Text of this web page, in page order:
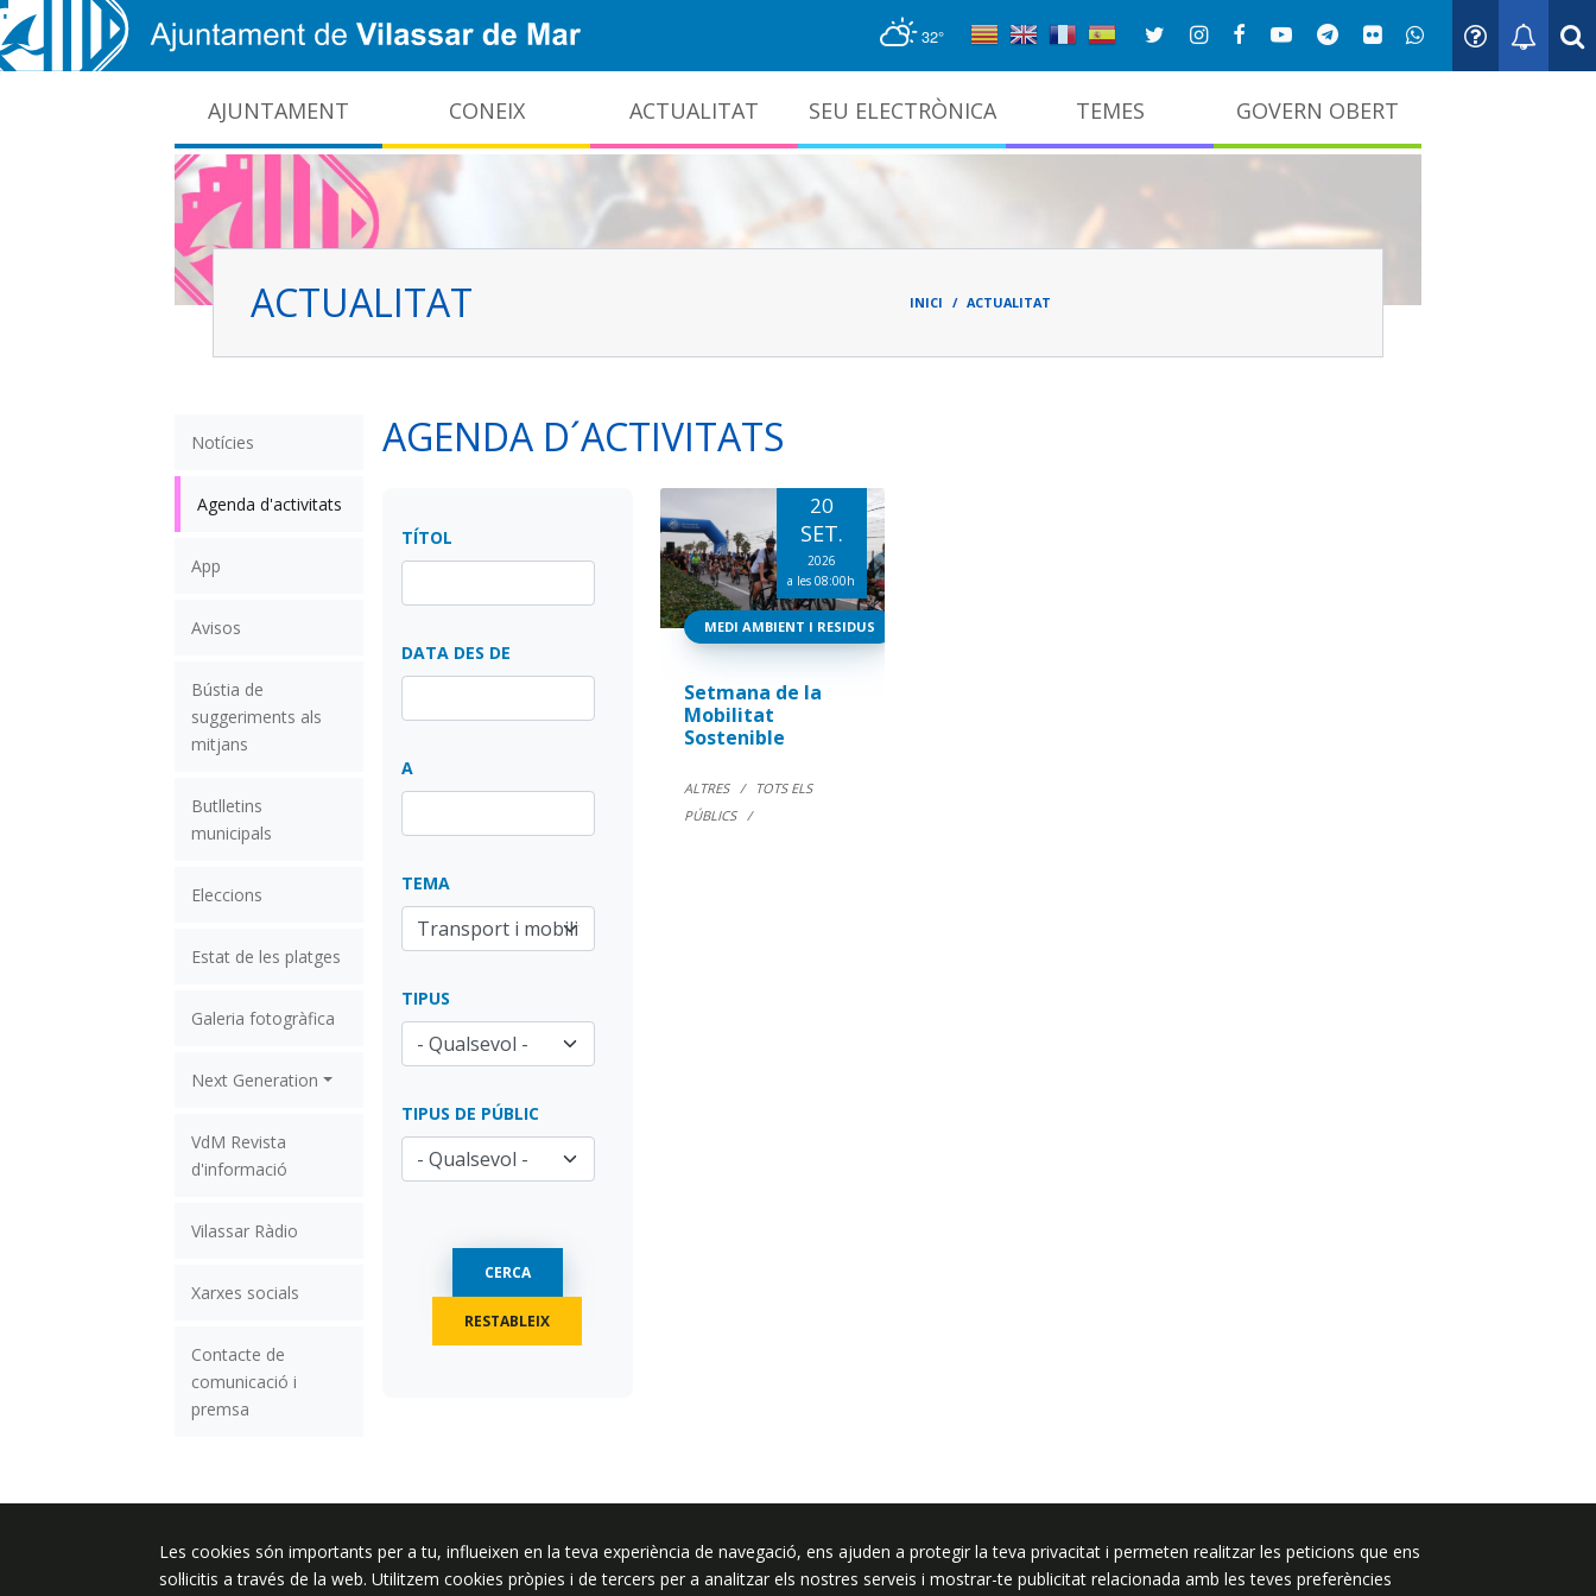
Vés al contingut
32°
AJUNTAMENT CONEIX ACTUALITAT SEU ELECTRÒNICA TEMES GOVERN OBERT
ACTUALITAT Fild'ariadna
INICI ACTUALITAT
Notícies
Agenda d'activitats
App
Avisos
Bústia de
suggeriments als
mitjans
Butlletins
municipals
Eleccions
Estat de les platges
Galeria fotogràfica
Next Generation
VdM Revista
d'informació
Vilassar Ràdio
Xarxes socials
Contacte de
comunicació i
premsa
AGENDA D´ACTIVITATS
TÍTOL
DATA DES DE
A
TEMA
TIPUS
TIPUS DE PÚBLIC
20
SET.
2026
a les 08:00h
MEDI AMBIENT I RESIDUS
Setmana de la
Mobilitat
Sostenible
ALTRES
TOTS ELS
PÚBLICS
Plaça de l'Ajuntament 6, 08340 Vilassar
de Mar
Segueix-nos a:
Les cookies són importants per a tu, influeixen en la teva experiència de navegació, ens ajuden a protegir la teva privacitat i permeten realitzar les peticions que ens
sol·licitis a través de la web. Utilitzem cookies pròpies i de tercers per a analitzar els nostres serveis i mostrar-te publicitat relacionada amb les teves preferències